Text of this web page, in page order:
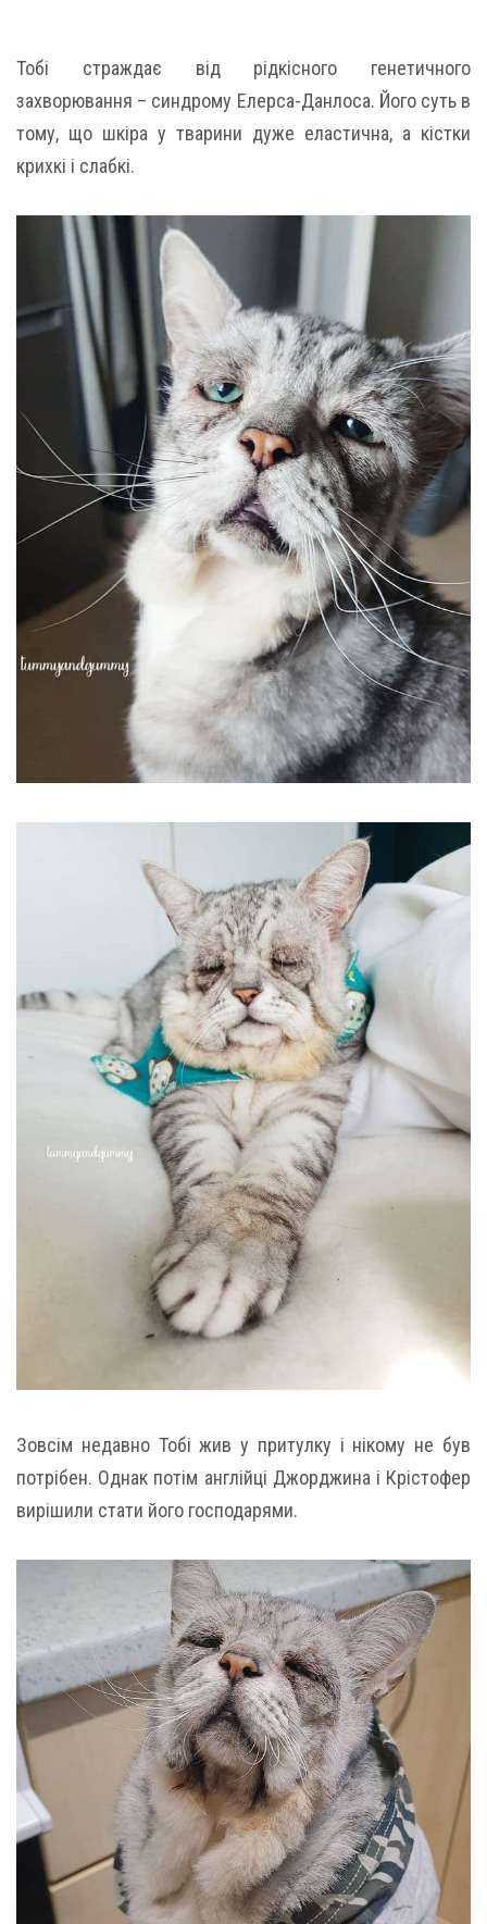
Тобі страждає від рідкісного генетичного
захворювання – синдрому Елерса-Данлоса. Його суть в
тому, що шкіра у тварини дуже еластична, а кістки
крихкі і слабкі.
Зовсім недавно Тобі жив у притулку і нікому не був
потрібен. Однак потім англійці Джорджина і Крістофер
вирішили стати його господарями.